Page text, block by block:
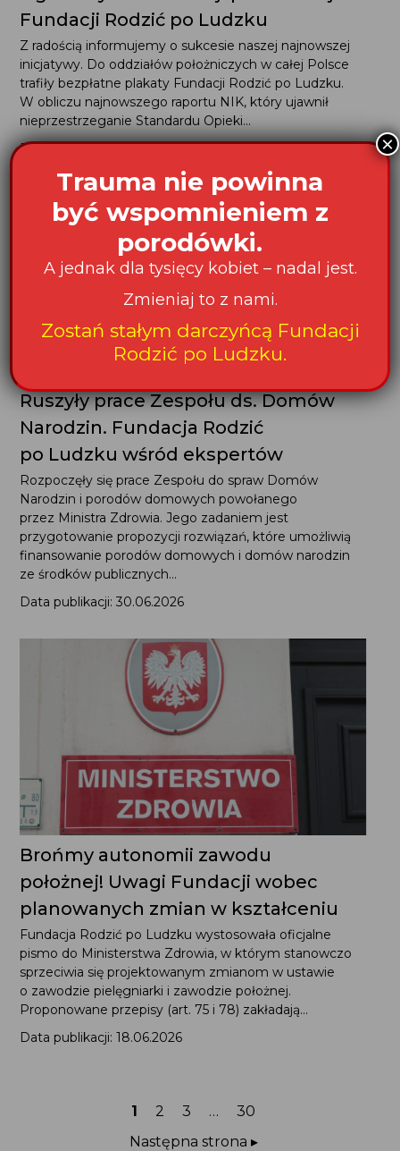
Fundacji Rodzić po Ludzku
Z radością informujemy o sukcesie naszej najnowszej
inicjatywy. Do oddziałów położniczych w całej Polsce
trafiły bezpłatne plakaty Fundacji Rodzić po Ludzku.
W obliczu najnowszego raportu NIK, który ujawnił
nieprzestrzeganie Standardu Opieki...
Data publikacji: 1.07.2026
Ruszyły prace Zespołu ds. Domów
Narodzin. Fundacja Rodzić
po Ludzku wśród ekspertów
Rozpoczęły się prace Zespołu do spraw Domów
Narodzin i porodów domowych powołanego
przez Ministra Zdrowia. Jego zadaniem jest
przygotowanie propozycji rozwiązań, które umożliwią
finansowanie porodów domowych i domów narodzin
ze środków publicznych...
Data publikacji: 30.06.2026
Brońmy autonomii zawodu
położnej! Uwagi Fundacji wobec
planowanych zmian w kształceniu
Fundacja Rodzić po Ludzku wystosowała oficjalne
pismo do Ministerstwa Zdrowia, w którym stanowczo
sprzeciwia się projektowanym zmianom w ustawie
o zawodzie pielęgniarki i zawodzie położnej.
Proponowane przepisy (art. 75 i 78) zakładają...
Data publikacji: 18.06.2026
Strona
1 Strona
2 Strona
3 … Strona
30
Następna strona ▸
Trauma nie powinna
być wspomnieniem z
porodówki.
A jednak dla tysięcy kobiet – nadal jest.
Zmieniaj to z nami.
Zostań stałym darczyńcą Fundacji
Rodzić po Ludzku.
×